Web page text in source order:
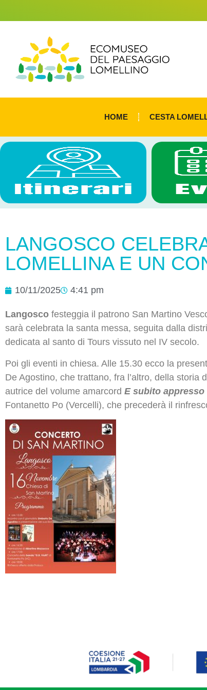
HOME CESTA
LANGOSCO
LOMELLINA E UN
10/11/2025 4:41 pm
Langosco festeggia il patrono San Martino
sarà celebrata la santa messa, seguita dalla
dedicata al santo di Tours vissuto nel IV secolo.
Poi gli eventi in chiesa. Alle 15.30 ecco la
De Agostino, che trattano, fra l’altro, della
autrice del volume amarcord E subito appresso
Fontanetto Po (Vercelli), che precederà il